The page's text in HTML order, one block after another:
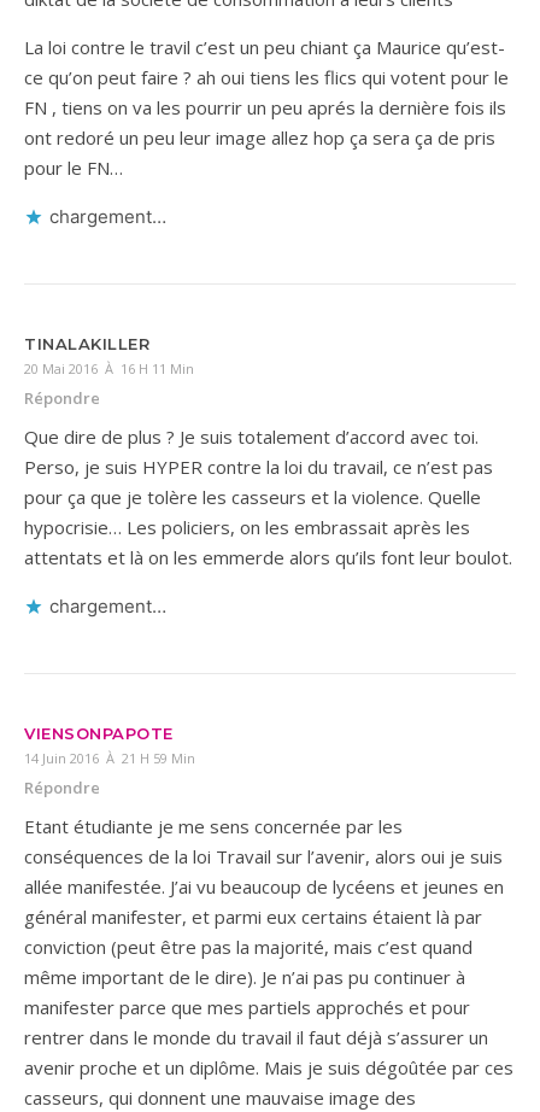
La loi contre le travil c’est un peu chiant ça Maurice qu’est-
ce qu’on peut faire ? ah oui tiens les flics qui votent pour le
FN , tiens on va les pourrir un peu aprés la dernière fois ils
ont redoré un peu leur image allez hop ça sera ça de pris
pour le FN…
chargement…
TINALAKILLER
20 Mai 2016 À 16 H 11 Min
Répondre
Que dire de plus ? Je suis totalement d’accord avec toi.
Perso, je suis HYPER contre la loi du travail, ce n’est pas
pour ça que je tolère les casseurs et la violence. Quelle
hypocrisie… Les policiers, on les embrassait après les
attentats et là on les emmerde alors qu’ils font leur boulot.
chargement…
VIENSONPAPOTE
14 Juin 2016 À 21 H 59 Min
Répondre
Etant étudiante je me sens concernée par les
conséquences de la loi Travail sur l’avenir, alors oui je suis
allée manifestée. J’ai vu beaucoup de lycéens et jeunes en
général manifester, et parmi eux certains étaient là par
conviction (peut être pas la majorité, mais c’est quand
même important de le dire). Je n’ai pas pu continuer à
manifester parce que mes partiels approchés et pour
rentrer dans le monde du travail il faut déjà s’assurer un
avenir proche et un diplôme. Mais je suis dégoûtée par ces
casseurs, qui donnent une mauvaise image des